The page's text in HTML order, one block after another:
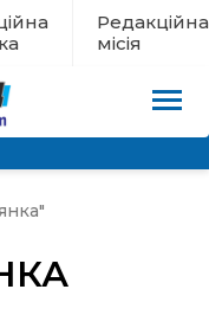
Редакційна
місія